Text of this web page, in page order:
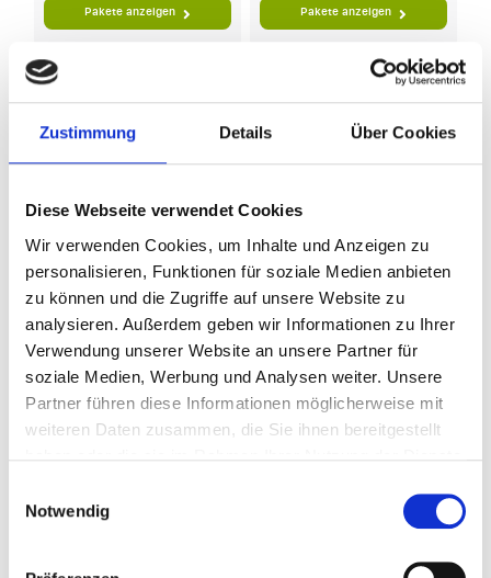
Zustimmung Details Über Cookies
Diese Webseite verwendet Cookies
Wir verwenden Cookies, um Inhalte und Anzeigen zu
personalisieren, Funktionen für soziale Medien anbieten
zu können und die Zugriffe auf unsere Website zu
analysieren. Außerdem geben wir Informationen zu Ihrer
Verwendung unserer Website an unsere Partner für
soziale Medien, Werbung und Analysen weiter. Unsere
Partner führen diese Informationen möglicherweise mit
weiteren Daten zusammen, die Sie ihnen bereitgestellt
Notwendig
Pakete anzeigen Pakete anzeigen
Atlético Madrid
- Atlético
Osasuna
15 oder 16 oder 17
September
Cívitas Metropolitano,
Madrid
P.P. AB